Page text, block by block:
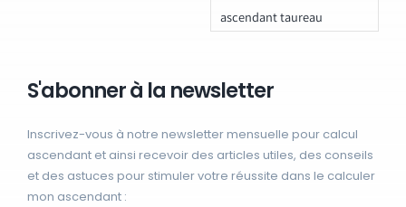
ascendant taureau
S'abonner à la newsletter
Inscrivez-vous à notre newsletter mensuelle pour calcul
ascendant et ainsi recevoir des articles utiles, des conseils
et des astuces pour stimuler votre réussite dans le calculer
mon ascendant :